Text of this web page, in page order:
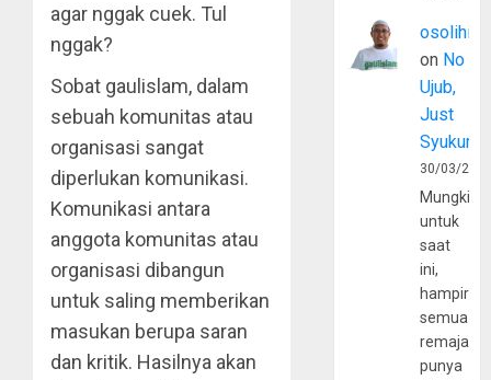
agar nggak cuek. Tul
nggak?
Sobat gaulislam, dalam
sebuah komunitas atau
organisasi sangat
diperlukan komunikasi.
Komunikasi antara
anggota komunitas atau
organisasi dibangun
untuk saling memberikan
masukan berupa saran
dan kritik. Hasilnya akan
osolihin
on No
Ujub,
Just
Syukur
30/03/
Mungkin
untuk
saat
ini,
hampir
semua
remaja
punya